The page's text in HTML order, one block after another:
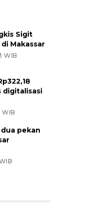
Sigit
Makassar
WIB
digitalisasi
WIB
pekan